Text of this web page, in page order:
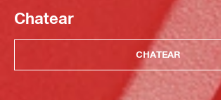
Chatear
CHATEAR